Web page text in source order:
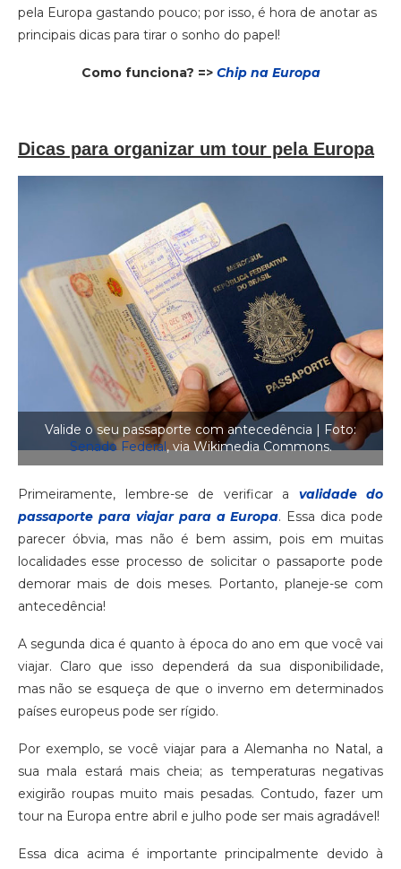
pela Europa gastando pouco; por isso, é hora de anotar as
principais dicas para tirar o sonho do papel!
Como funciona? => Chip na Europa
Dicas para organizar um tour pela Europa
Valide o seu passaporte com antecedência | Foto:
Senado Federal, via Wikimedia Commons.
Primeiramente, lembre-se de verificar a validade do
passaporte para viajar para a Europa. Essa dica pode
parecer óbvia, mas não é bem assim, pois em muitas
localidades esse processo de solicitar o passaporte pode
demorar mais de dois meses. Portanto, planeje-se com
antecedência!
A segunda dica é quanto à época do ano em que você vai
viajar. Claro que isso dependerá da sua disponibilidade,
mas não se esqueça de que o inverno em determinados
países europeus pode ser rígido.
Por exemplo, se você viajar para a Alemanha no Natal, a
sua mala estará mais cheia; as temperaturas negativas
exigirão roupas muito mais pesadas. Contudo, fazer um
tour na Europa entre abril e julho pode ser mais agradável!
Essa dica acima é importante principalmente devido à